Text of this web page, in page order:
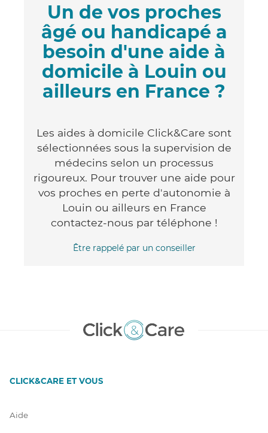
Un de vos proches
âgé ou handicapé a
besoin d'une aide à
domicile à Louin ou
ailleurs en France ?
Les aides à domicile Click&Care sont
sélectionnées sous la supervision de
médecins selon un processus
rigoureux. Pour trouver une aide pour
vos proches en perte d'autonomie à
Louin ou ailleurs en France
contactez-nous par téléphone !
Être rappelé par un conseiller
CLICK&CARE ET VOUS
Aide